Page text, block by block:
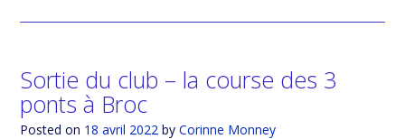
Sortie du club – la course des 3
ponts à Broc
Posted on 18 avril 2022 by Corinne Monney